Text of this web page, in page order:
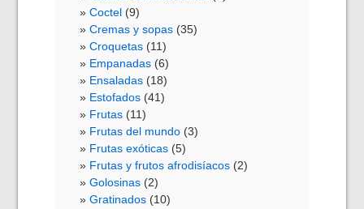
Coctel (9)
Cremas y sopas (35)
Croquetas (11)
Empanadas (6)
Ensaladas (18)
Estofados (41)
Frutas (11)
Frutas del mundo (3)
Frutas exóticas (5)
Frutas y frutos afrodisíacos (2)
Golosinas (2)
Gratinados (10)